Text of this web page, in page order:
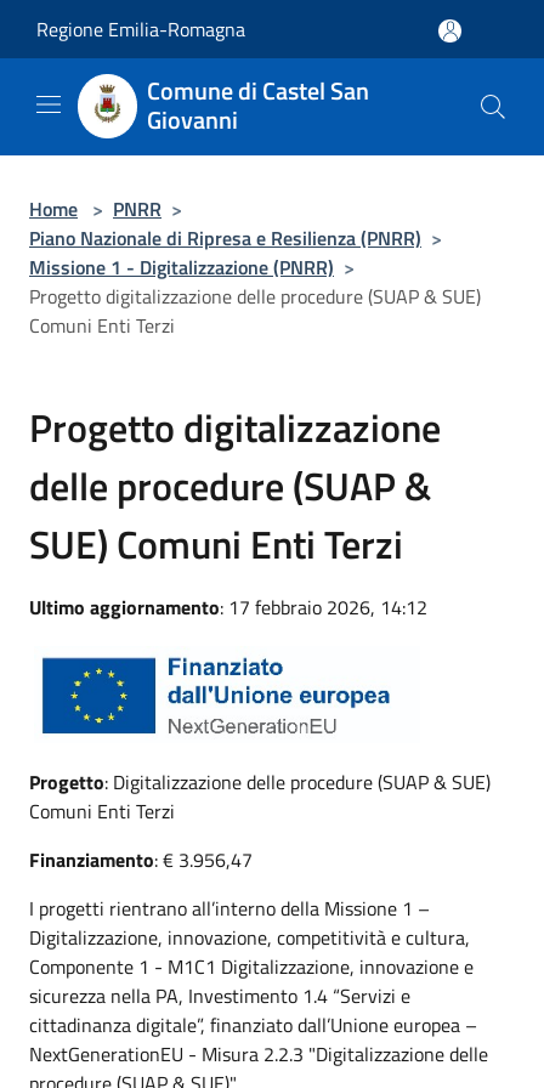
Regione Emilia-Romagna
Comune di Castel San
Giovanni
Home > PNRR >
Piano Nazionale di Ripresa e Resilienza (PNRR) >
Missione 1 - Digitalizzazione (PNRR) >
Progetto digitalizzazione delle procedure (SUAP & SUE)
Comuni Enti Terzi
Progetto digitalizzazione
delle procedure (SUAP &
SUE) Comuni Enti Terzi
Ultimo aggiornamento: 17 febbraio 2026, 14:12
Progetto: Digitalizzazione delle procedure (SUAP & SUE)
Comuni Enti Terzi
Finanziamento: € 3.956,47
I progetti rientrano all’interno della Missione 1 –
Digitalizzazione, innovazione, competitività e cultura,
Componente 1 - M1C1 Digitalizzazione, innovazione e
sicurezza nella PA, Investimento 1.4 “Servizi e
cittadinanza digitale”, finanziato dall’Unione europea –
NextGenerationEU - Misura 2.2.3 "Digitalizzazione delle